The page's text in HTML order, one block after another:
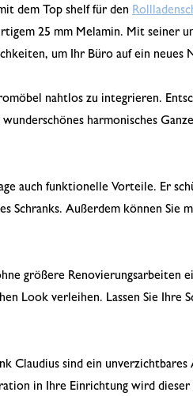
dem Top shelf für den
25 mm Melamin. Mit seiner
um Ihr Büro auf ein neues
nahtlos zu integrieren.
harmonisches
auch funktionelle Vorteile. Er
Schranks. Außerdem können Sie
größere Renovierungsarbeiten
Look verleihen. Lassen Sie Ihre
Claudius sind ein
in Ihre Einrichtung wird